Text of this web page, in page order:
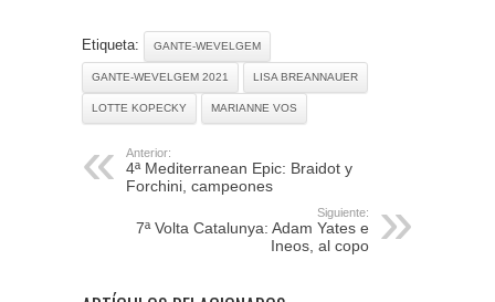
Etiqueta: GANTE-WEVELGEM
GANTE-WEVELGEM 2021 LISA BREANNAUER
LOTTE KOPECKY MARIANNE VOS
Anterior:
4ª Mediterranean Epic: Braidot y
Forchini, campeones
Siguiente:
7ª Volta Catalunya: Adam Yates e
Ineos, al copo